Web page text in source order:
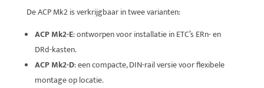
De ACP Mk2 is verkrijgbaar in twee varianten:
ACP Mk2-E: ontworpen voor installatie in ETC’s ERn- en
DRd-kasten.
ACP Mk2-D: een compacte, DIN-rail versie voor flexibele
montage op locatie.